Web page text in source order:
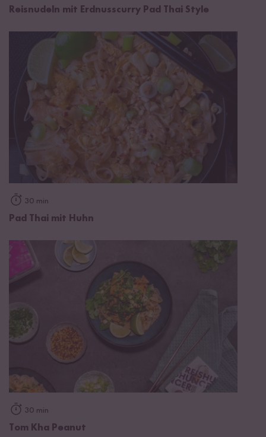
Reisnudeln mit Erdnusscurry Pad Thai Style
30 min
Pad Thai mit Huhn
30 min
Tom Kha Peanut